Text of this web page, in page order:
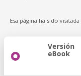
Esa página ha sido visitada
Versión
eBook